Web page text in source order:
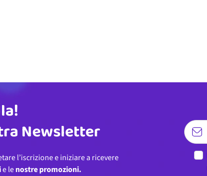
Newsletter
l’iscrizione e iniziare a ricevere
e lenostre promozioni.